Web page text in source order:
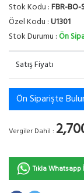
Stok Kodu :FBR-BO-
Özel Kodu :U1301
Stok Durumu :Ön
Satış Fiyatı
Ön Siparişte
Vergiler Dahil :
Tıkla Whatsapp